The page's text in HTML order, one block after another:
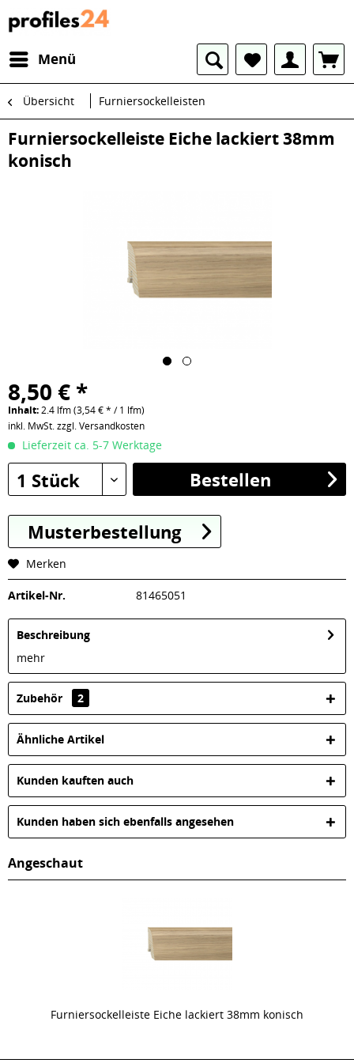
Menü
Übersicht Furniersockelleisten
Furniersockelleiste Eiche lackiert 38mm
konisch
8,50 € *
Inhalt:2.4 lfm (3,54 € * / 1 lfm)
inkl. MwSt.zzgl. Versandkosten
Lieferzeit ca. 5-7 Werktage
1 Stück Bestellen
Musterbestellung
Merken
Artikel-Nr. 81465051
Beschreibung
mehr
Zubehör 2
Ähnliche Artikel
Kunden kauften auch
Kunden haben sich ebenfalls angesehen
Angeschaut
Furniersockelleiste Eiche lackiert 38mm konisch